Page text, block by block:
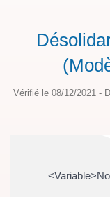
Vérifié le 08/12/2021 -